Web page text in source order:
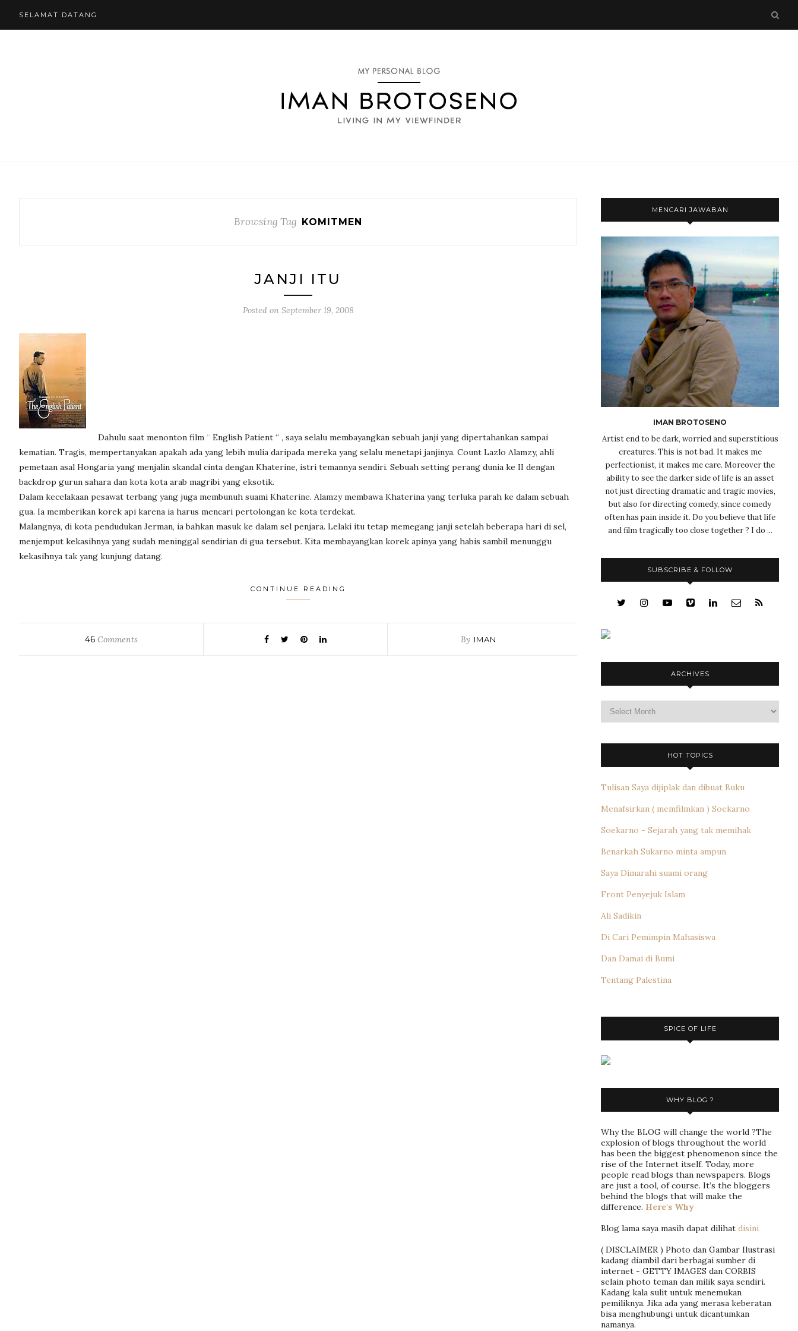
SELAMAT DATANG
Browsing Tag KOMITMEN
JANJI ITU
Posted on September 19, 2008
Dahulu saat menonton film “ English Patient “ , saya selalu membayangkan sebuah janji yang dipertahankan sampai
kematian. Tragis, mempertanyakan apakah ada yang lebih mulia daripada mereka yang selalu menetapi janjinya. Count Lazlo Alamzy, ahli
pemetaan asal Hongaria yang menjalin skandal cinta dengan Khaterine, istri temannya sendiri. Sebuah setting perang dunia ke II dengan
backdrop gurun sahara dan kota kota arab magribi yang eksotik.
Dalam kecelakaan pesawat terbang yang juga membunuh suami Khaterine. Alamzy membawa Khaterina yang terluka parah ke dalam sebuah
gua. Ia memberikan korek api karena ia harus mencari pertolongan ke kota terdekat.
Malangnya, di kota pendudukan Jerman, ia bahkan masuk ke dalam sel penjara. Lelaki itu tetap memegang janji setelah beberapa hari di sel,
menjemput kekasihnya yang sudah meninggal sendirian di gua tersebut. Kita membayangkan korek apinya yang habis sambil menunggu
kekasihnya tak yang kunjung datang.
CONTINUE READING
46Comments By IMAN
MENCARI JAWABAN
IMAN BROTOSENO
Artist end to be dark, worried and superstitious
creatures. This is not bad. It makes me
perfectionist, it makes me care. Moreover the
ability to see the darker side of life is an asset
not just directing dramatic and tragic movies,
but also for directing comedy, since comedy
often has pain inside it. Do you believe that life
and film tragically too close together ? I do ...
SUBSCRIBE & FOLLOW
ARCHIVES
HOT TOPICS
Tulisan Saya dijiplak dan dibuat Buku
Menafsirkan ( memfilmkan ) Soekarno
Soekarno - Sejarah yang tak memihak
Benarkah Sukarno minta ampun
Saya Dimarahi suami orang
Front Penyejuk Islam
Ali Sadikin
Di Cari Pemimpin Mahasiswa
Dan Damai di Bumi
Tentang Palestina
SPICE OF LIFE
WHY BLOG ?
Why the BLOG will change the world ?The
explosion of blogs throughout the world
has been the biggest phenomenon since the
rise of the Internet itself. Today, more
people read blogs than newspapers. Blogs
are just a tool, of course. It’s the bloggers
behind the blogs that will make the
difference. Here's Why
Blog lama saya masih dapat dilihat disini
( DISCLAIMER ) Photo dan Gambar Ilustrasi
kadang diambil dari berbagai sumber di
internet - GETTY IMAGES dan CORBIS
selain photo teman dan milik saya sendiri.
Kadang kala sulit untuk menemukan
pemiliknya. Jika ada yang merasa keberatan
bisa menghubungi untuk dicantumkan
namanya.